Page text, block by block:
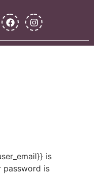
is
password is